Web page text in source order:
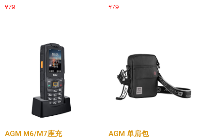
¥79 ¥79
AGM M6/M7座充 AGM 单肩包